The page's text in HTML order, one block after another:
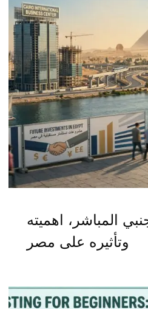
المباشر، اهميته
وتأثيره على مصر